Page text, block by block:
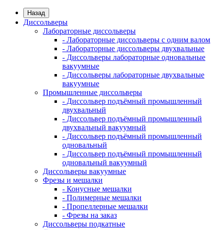
Назад
Диссольверы
Лабораторные диссольверы
- Лабораторные диссольверы с одним валом
- Лабораторные диссольверы двухвальные
- Диссольверы лабораторные одновальные
вакуумные
- Диссольверы лабораторные двухвальные
вакуумные
Промышленные диссольверы
- Диссольвер подъёмный промышленный
двухвальный
- Диссольвер подъёмный промышленный
двухвальный вакуумный
- Диссольвер подъёмный промышленный
одновальный
- Диссольвер подъёмный промышленный
одновальный вакуумный
Диссольверы вакуумные
Фрезы и мешалки
- Конусные мешалки
- Полимерные мешалки
- Пропеллерные мешалки
- Фрезы на заказ
Диссольверы подкатные